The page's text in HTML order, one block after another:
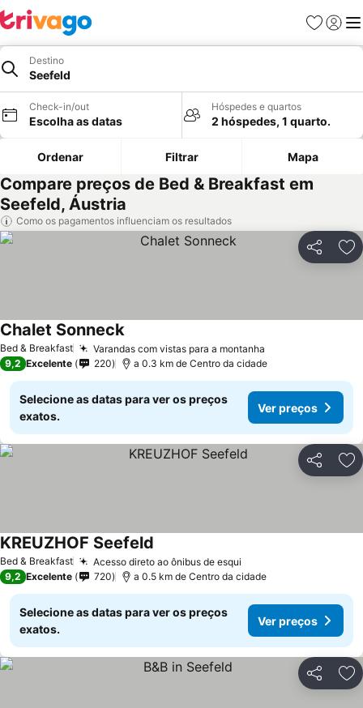
Favoritos
Iniciar
Destino
Seefeld
Check-in/out
Escolha as datas
Hóspedes e quartos
2 hóspedes, 1 quarto.
Ordenar Filtrar Mapa
Compare preços de Bed & Breakfast em
Seefeld, Áustria
Como os pagamentos influenciam os resultados
Partilhar
Bed & Breakfast Varandas com vistas para a montanha
Chalet Sonneck
9,2 Excelente 220 a 0.3 km de Centro da cidade
Selecione as datas para ver os preços
exatos.
Ver preços
Partilhar
Bed & Breakfast Acesso direto ao ônibus de esqui
KREUZHOF Seefeld
9,2 Excelente 720 a 0.5 km de Centro da cidade
Selecione as datas para ver os preços
exatos.
Ver preços
Partilhar